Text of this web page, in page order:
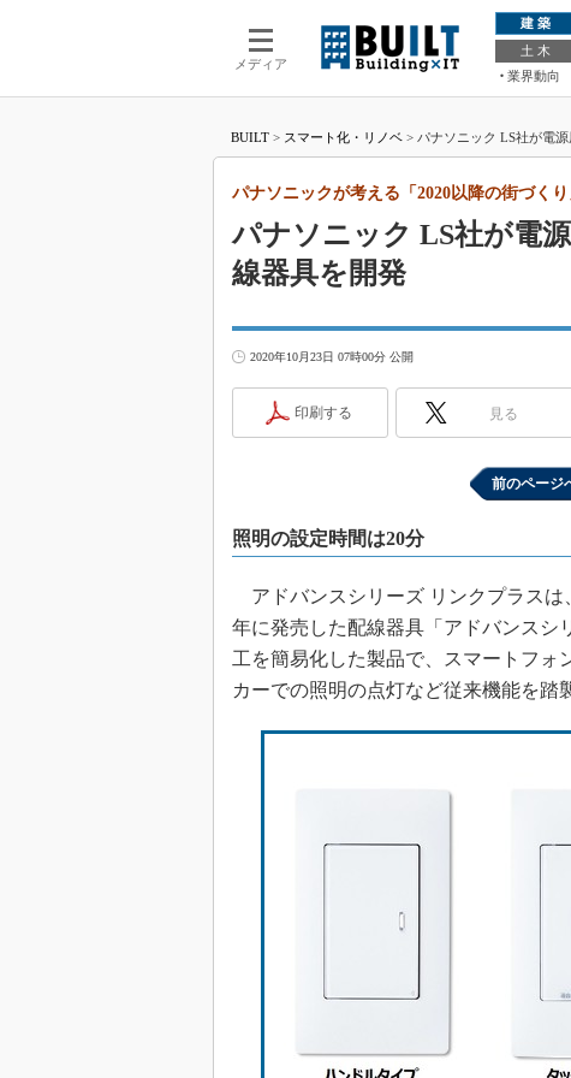
メディア
建 築
土 木
業界動向
BUILT > スマート化・リノベ > パナソニック LS社が電
パナソニック LS社が電
線器具を開発
パナソニックが考える「2020以降の街づくり
2020年10月23日 07時00分 公開
印刷する 見る
前のページ
照明の設定時間は20分
アドバンスシリーズ リンクプラスは
年に発売した配線器具「アドバンスシ
工を簡易化した製品で、スマートフォ
カーでの照明の点灯など従来機能を踏